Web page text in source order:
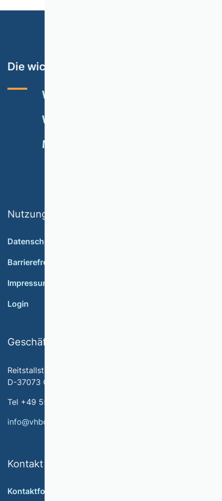
Die wichtigsten Themen
VHB-RATING 2024
VERANSTALTUNGEN
MITGLIED WERDEN
Nutzungsbedingungen
Datenschutz
Barrierefreiheit
Impressum
Login
Geschäftsstelle
Reitstallstr. 7
D-37073 Göttingen
Tel +49 551 79778-566
info@vhbonline.org
Kontakt
Kontaktformular